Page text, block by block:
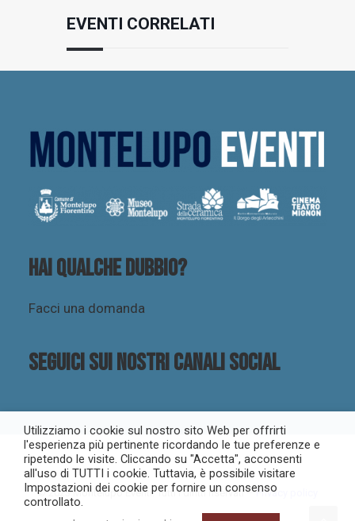
EVENTI CORRELATI
Hai qualche dubbio?
Facci una domanda
Seguici sui nostri canali social
© 2023 Montelupo Eventi. Tutti i diritti riservati –Privacy policy
Utilizziamo i cookie sul nostro sito Web per offrirti
l'esperienza più pertinente ricordando le tue preferenze e
ripetendo le visite. Cliccando su "Accetta", acconsenti
all'uso di TUTTI i cookie. Tuttavia, è possibile visitare
Impostazioni dei cookie per fornire un consenso
controllato.